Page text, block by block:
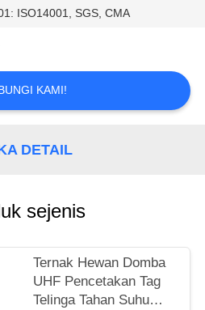
ISO14001, SGS, CMA
KAMI!
DETAIL
sejenis
Ternak Hewan Domba
UHF Pencetakan Tag
Telinga Tahan Suhu